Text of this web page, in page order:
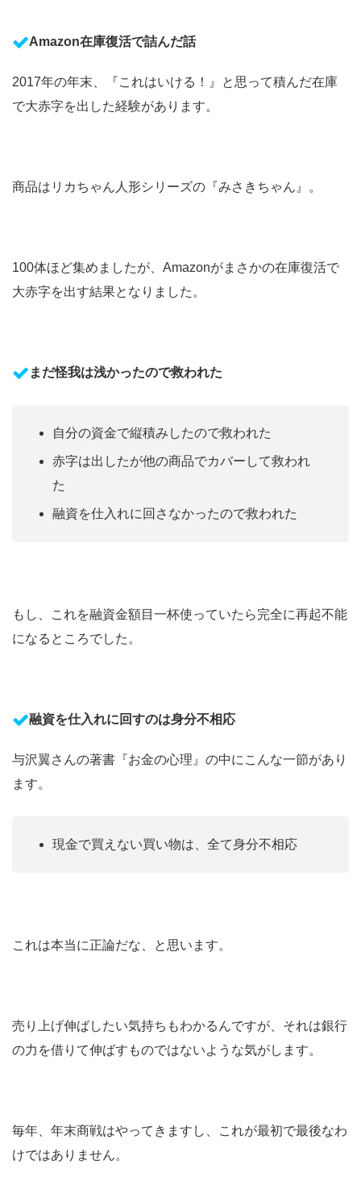
Amazon在庫復活で詰んだ話
2017年の年末、『これはいける！』と思って積んだ在庫
で大赤字を出した経験があります。
商品はリカちゃん人形シリーズの『みさきちゃん』。
100体ほど集めましたが、Amazonがまさかの在庫復活で
大赤字を出す結果となりました。
まだ怪我は浅かったので救われた
自分の資金で縦積みしたので救われた
赤字は出したが他の商品でカバーして救われ
た
融資を仕入れに回さなかったので救われた
もし、これを融資金額目一杯使っていたら完全に再起不能
になるところでした。
融資を仕入れに回すのは身分不相応
与沢翼さんの著書『お金の心理』の中にこんな一節があり
ます。
現金で買えない買い物は、全て身分不相応
これは本当に正論だな、と思います。
売り上げ伸ばしたい気持ちもわかるんですが、それは銀行
の力を借りて伸ばすものではないような気がします。
毎年、年末商戦はやってきますし、これが最初で最後なわ
けではありません。